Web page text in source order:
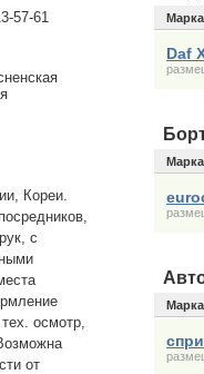
57-61
Кореи.
с
осмотр,
от
Марка
Daf
Марка
Марка